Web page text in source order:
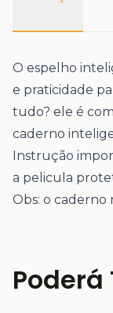
O espelho
e praticidade
tudo? ele é
caderno
Instrução
a pelicula
Obs: o caderno